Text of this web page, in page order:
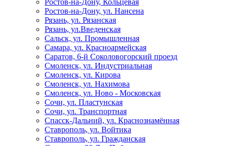
Ростов-на-Дону, ул. Нансена
Рязань, ул. Рязанская
Рязань, ул.Введенская
Сальск, ул. Промышленная
Самара, ул. Красноармейская
Саратов, 6-й Соколовогорский проезд
Смоленск, ул. Индустриальная
Смоленск, ул. Кирова
Смоленск, ул. Нахимова
Смоленск, ул. Ново - Московская
Сочи, ул. Пластунская
Сочи, ул. Транспортная
Спасск-Дальний, ул. Краснознамённая
Ставрополь, ул. Войтика
Ставрополь, ул. Гражданская